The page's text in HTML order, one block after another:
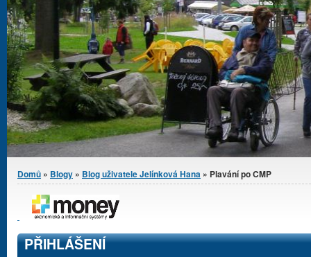
Jste zde
Domů » Blogy » Blog uživatele Jelínková Hana » Plavání po CMP
PŘIHLÁŠENÍ